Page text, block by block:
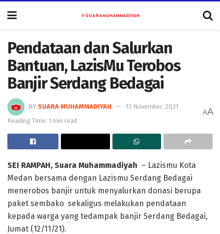
Pendataan dan Salurkan
Bantuan, LazisMu Terobos
Banjir Serdang Bedagai
BY SUARA MUHAMMADIYAH
13 November, 2021
Reading Time: 1 min read
AA
SEI RAMPAH, Suara Muhammadiyah – Lazismu Kota
Medan bersama dengan Lazismu Serdang Bedagai
menerobos banjir untuk menyalurkan donasi berupa
paket sembako sekaligus melakukan pendataan
kepada warga yang tedampak banjir Serdang Bedagai,
Jumat (12/11/21).